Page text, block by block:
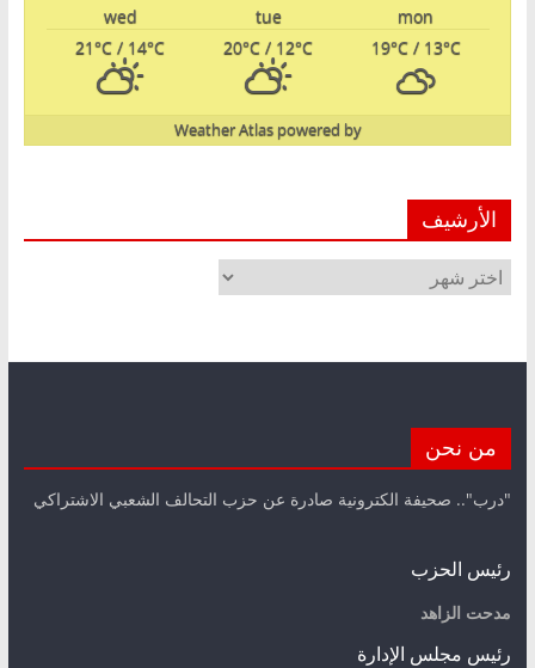
mon
tue
wed
19°C/ 13°C
20°C / 12°C
21°C / 14°C
powered by
Weather Atlas
الأرشيف
الأرشيف
من نحن
"درب".. صحيفة الكترونية صادرة عن حزب التحالف الشعبي الاشتراكي
رئيس الحزب
مدحت الزاهد
رئيس مجلس الإدارة